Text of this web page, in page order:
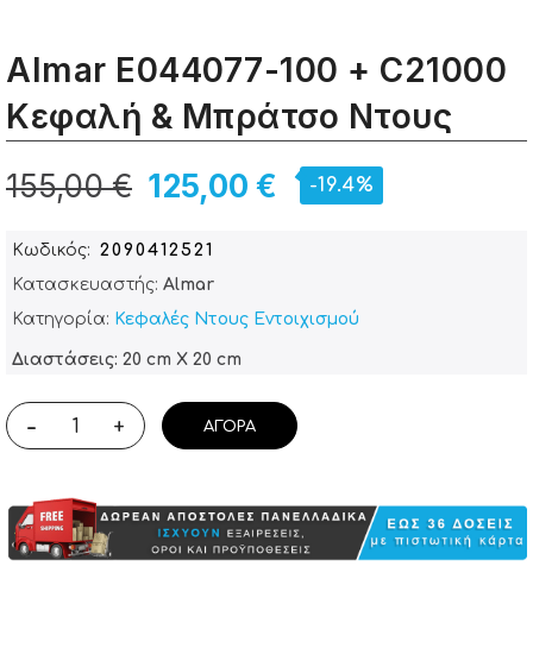
Almar Ε044077-100 + C21000
Κεφαλή & Μπράτσο Ντους
125,00 €
155,00 € -19.4%
Κωδικός
2090412521
Κατασκευαστής: Almar
Κατηγορία: Κεφαλές Ντους Εντοιχισμού
Διαστάσεις: 20 cm X 20 cm
- + ΑΓΟΡΆ